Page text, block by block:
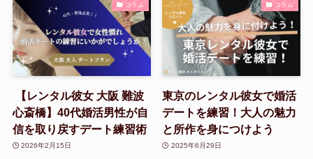
コラム
【レンタル彼女 大阪 難波
心斎橋】40代婚活男性が自
信を取り戻すデート練習術
2026年2月15日
コラム
東京のレンタル彼女で婚活
デートを練習！大人の魅力
と所作を身につけよう
2025年6月29日